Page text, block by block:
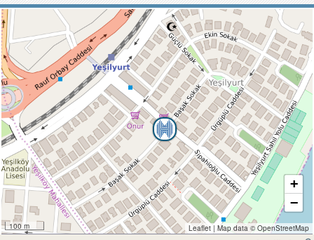
100 m
+
−
Leaflet | Map data ©OpenStreetMap